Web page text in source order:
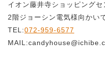
イオン藤井寺ショッピング
2階ジョーシン電気様向かい
TEL:072-959-6577